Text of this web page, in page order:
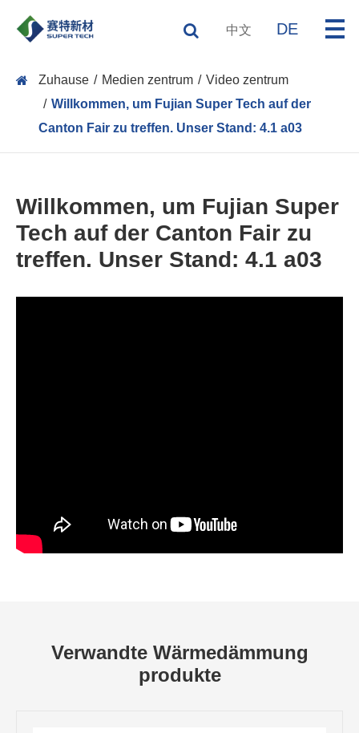
中文 DE
Zuhause Medien zentrum
Video zentrum
Willkommen, um Fujian Super Tech auf der
Canton Fair zu treffen. Unser Stand: 4.1 a03
Willkommen, um Fujian Super
Tech auf der Canton Fair zu
treffen. Unser Stand: 4.1 a03
Verwandte Wärmedämmung
produkte